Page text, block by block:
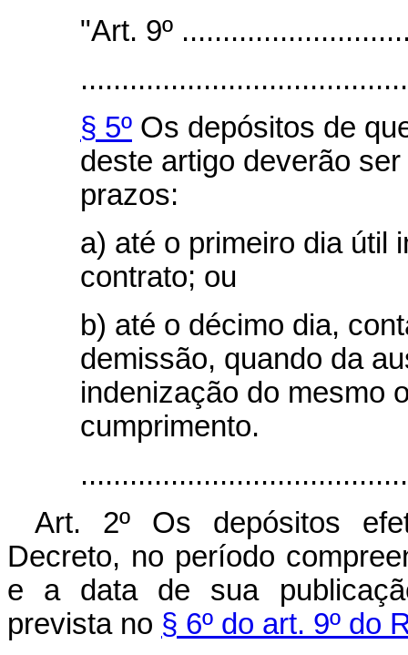
"Art. 9º
§ 5º Os depósitos de
deste artigo deverão
prazos:
a) até o primeiro dia útil
contrato; ou
b) até o décimo dia,
demissão, quando da
indenização do mesmo
cumprimento.
Art. 2º Os depósitos
Decreto, no período
e a data de sua
prevista no § 6º do art. 9º do